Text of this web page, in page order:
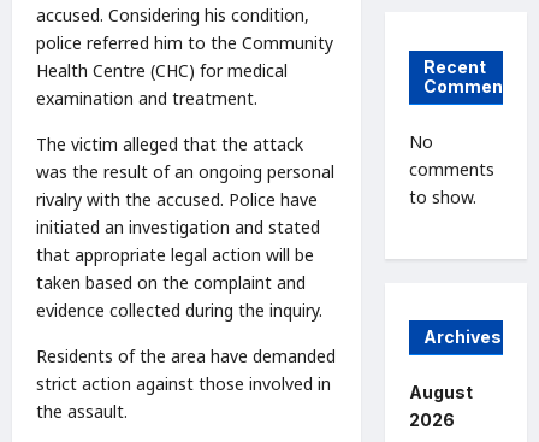
accused. Considering his condition,
police referred him to the Community
Health Centre (CHC) for medical
examination and treatment.
The victim alleged that the attack
was the result of an ongoing personal
rivalry with the accused. Police have
initiated an investigation and stated
that appropriate legal action will be
taken based on the complaint and
evidence collected during the inquiry.
Residents of the area have demanded
strict action against those involved in
the assault.
Recent
Comments
No
comments
to show.
Archives
August
2026